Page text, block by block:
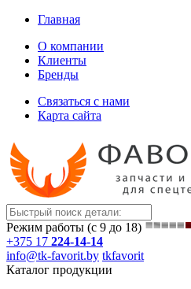
Главная
О компании
Клиенты
Бренды
Связаться с нами
Карта сайта
Режим работы (с 9 до 18)
+375 17 224-14-14
info@tk-favorit.by tkfavorit
Каталог продукции